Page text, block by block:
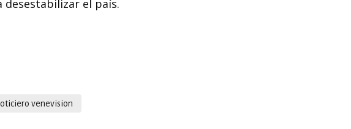
desestabilizar el país.
venevision